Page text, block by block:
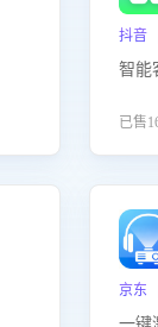
抖音
智能
已售
京东